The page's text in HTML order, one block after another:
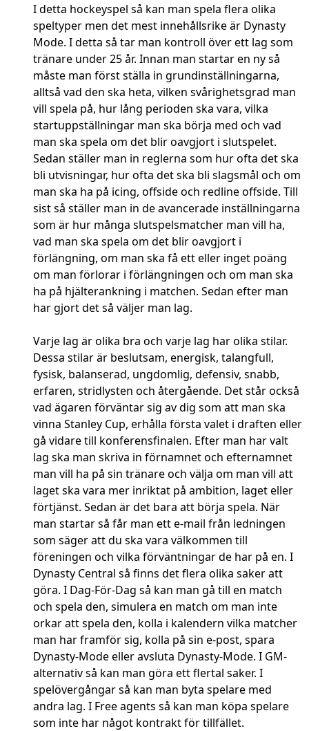
I detta hockeyspel så kan man spela flera olika
speltyper men det mest innehållsrike är Dynasty
Mode. I detta så tar man kontroll över ett lag som
tränare under 25 år. Innan man startar en ny så
måste man först ställa in grundinställningarna,
alltså vad den ska heta, vilken svårighetsgrad man
vill spela på, hur lång perioden ska vara, vilka
startuppställningar man ska börja med och vad
man ska spela om det blir oavgjort i slutspelet.
Sedan ställer man in reglerna som hur ofta det ska
bli utvisningar, hur ofta det ska bli slagsmål och om
man ska ha på icing, offside och redline offside. Till
sist så ställer man in de avancerade inställningarna
som är hur många slutspelsmatcher man vill ha,
vad man ska spela om det blir oavgjort i
förlängning, om man ska få ett eller inget poäng
om man förlorar i förlängningen och om man ska
ha på hjälterankning i matchen. Sedan efter man
har gjort det så väljer man lag.
Varje lag är olika bra och varje lag har olika stilar.
Dessa stilar är beslutsam, energisk, talangfull,
fysisk, balanserad, ungdomlig, defensiv, snabb,
erfaren, stridlysten och återgående. Det står också
vad ägaren förväntar sig av dig som att man ska
vinna Stanley Cup, erhålla första valet i draften eller
gå vidare till konferensfinalen. Efter man har valt
lag ska man skriva in förnamnet och efternamnet
man vill ha på sin tränare och välja om man vill att
laget ska vara mer inriktat på ambition, laget eller
förtjänst. Sedan är det bara att börja spela. När
man startar så får man ett e-mail från ledningen
som säger att du ska vara välkommen till
föreningen och vilka förväntningar de har på en. I
Dynasty Central så finns det flera olika saker att
göra. I Dag-För-Dag så kan man gå till en match
och spela den, simulera en match om man inte
orkar att spela den, kolla i kalendern vilka matcher
man har framför sig, kolla på sin e-post, spara
Dynasty-Mode eller avsluta Dynasty-Mode. I GM-
alternativ så kan man göra ett flertal saker. I
spelövergångar så kan man byta spelare med
andra lag. I Free agents så kan man köpa spelare
som inte har något kontrakt för tillfället.